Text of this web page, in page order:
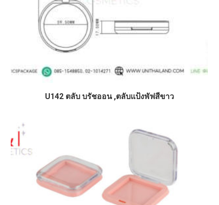
U142 ตลับ บรัชออน ,ตลับแป้งพัฟสีขาว